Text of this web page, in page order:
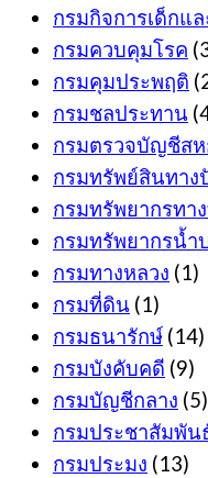
กรมกิจการเด็กแ
กรมควบคุมโรค
กรมคุมประพฤติ
กรมชลประทาน
กรมตรวจบัญชีส
กรมทรัพย์สินทา
กรมทรัพยากรทา
กรมทรัพยากรน้ำ
กรมทางหลวง (1)
กรมที่ดิน (1)
กรมธนารักษ์ (14)
กรมบังคับคดี (9)
กรมบัญชีกลาง (5)
กรมประชาสัมพัน
กรมประมง (13)